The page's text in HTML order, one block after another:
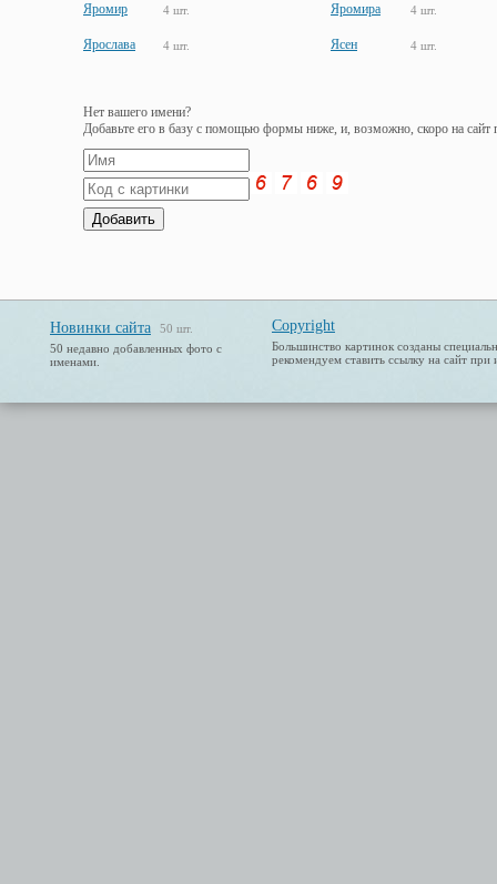
Яромир 4 шт. Яромира 4 шт.
Ярослава 4 шт. Ясен 4 шт.
Нет вашего имени?
Добавьте его в базу с помощью формы ниже, и, возможно, скоро на сайт
Новинки сайта
50 шт.
50 недавно добавленных фото с
именами.
Copyright
Большинство картинок созданы
рекомендуем ставить ссылку на сайт при